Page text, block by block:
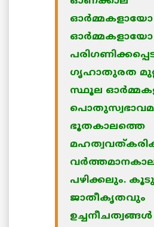
ഓര്‍മ്മകളായോ
ഗൃഹാതുരത
സ്ഥൂല
ഭൂതകാലത്തെ
പഴിക്കലും.
ജാതീകൃതവും
ഉച്ചനീചത്വങ്ങള്‍